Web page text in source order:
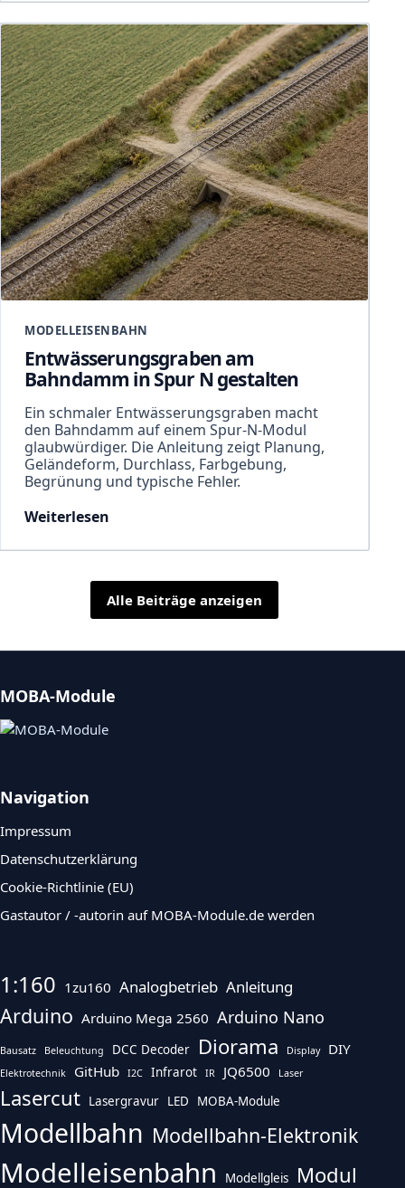
MODELLEISENBAHN
Entwässerungsgraben am
Bahndamm in Spur N gestalten
Ein schmaler Entwässerungsgraben macht
den Bahndamm auf einem Spur-N-Modul
glaubwürdiger. Die Anleitung zeigt Planung,
Geländeform, Durchlass, Farbgebung,
Begrünung und typische Fehler.
Weiterlesen
Alle Beiträge anzeigen
MOBA-Module
Navigation
Impressum
Datenschutzerklärung
Cookie-Richtlinie (EU)
Gastautor / -autorin auf MOBA-Module.de werden
1:160 1zu160 Analogbetrieb Anleitung
Arduino Arduino Mega 2560 Arduino Nano
Bausatz Beleuchtung DCC Decoder Diorama Display DIY
Elektrotechnik GitHub I2C Infrarot IR JQ6500 Laser
Lasercut Lasergravur LED MOBA-Module
Modellbahn Modellbahn-Elektronik
Modelleisenbahn Modellgleis Modul